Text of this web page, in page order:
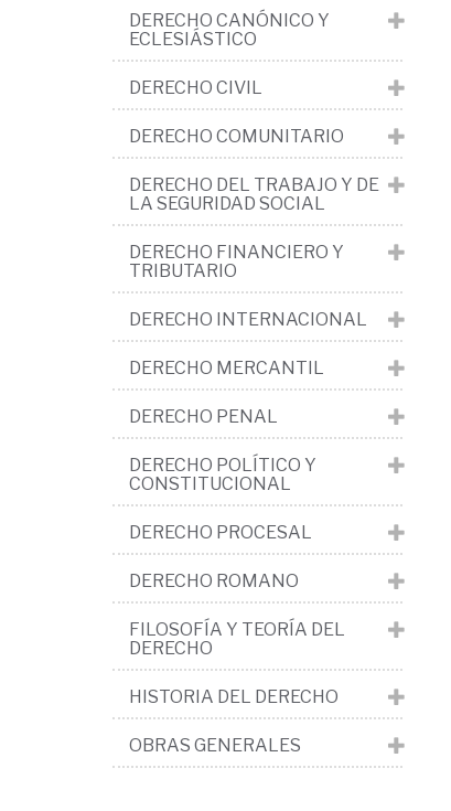
DERECHO CANÓNICO Y
ECLESIÁSTICO
DERECHO CIVIL
DERECHO COMUNITARIO
DERECHO DEL TRABAJO Y DE
LA SEGURIDAD SOCIAL
DERECHO FINANCIERO Y
TRIBUTARIO
DERECHO INTERNACIONAL
DERECHO MERCANTIL
DERECHO PENAL
DERECHO POLÍTICO Y
CONSTITUCIONAL
DERECHO PROCESAL
DERECHO ROMANO
FILOSOFÍA Y TEORÍA DEL
DERECHO
HISTORIA DEL DERECHO
OBRAS GENERALES